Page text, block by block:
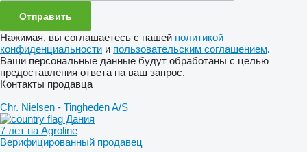
Нажимая, вы соглашаетесь с нашей политикой
конфиденциальности и пользовательским соглашением.
Ваши персональные данные будут обработаны с целью
предоставления ответа на ваш запрос.
Контакты продавца
Chr. Nielsen - Tingheden A/S
Дания
7 лет на Agroline
Верифицированный продавец